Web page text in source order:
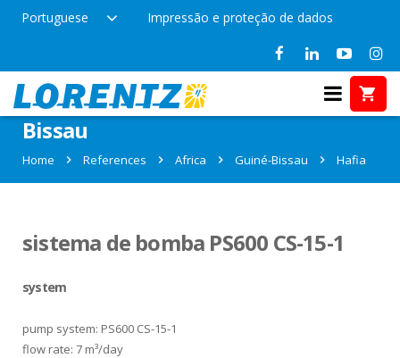
Portuguese Impressão e proteção de dados
References in Hafia, Guiné-
Bissau
Home References Africa Guiné-Bissau Hafia
sistema de bomba PS600 CS-15-1
system
pump system: PS600 CS-15-1
flow rate: 7 m³/day